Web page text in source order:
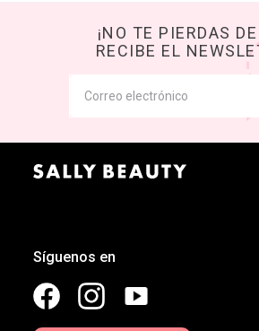
¡NO TE PIERDAS
RECIBE EL
Síguenos en